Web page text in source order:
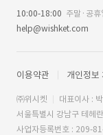
10:00-18:00 주말·공휴
help@wishket.com
이용약관 개인정보
㈜위시켓
대표이사 :
서울특별시 강남구 테헤
사업자등록번호 : 209-